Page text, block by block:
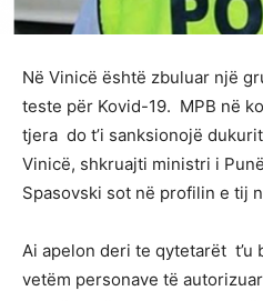
Në Vinicë është zbuluar një
teste për Kovid-19. MPB në
tjera do t’i sanksionojë
Vinicë, shkruajti ministri i
Spasovski sot në profilin e tij
Ai apelon deri te qytetarët t’u
vetëm personave të